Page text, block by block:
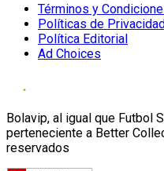
Términos y
Políticas de
Política Editorial
Ad Choices
Bolavip, al igual que Futbol
perteneciente a Better
reservados